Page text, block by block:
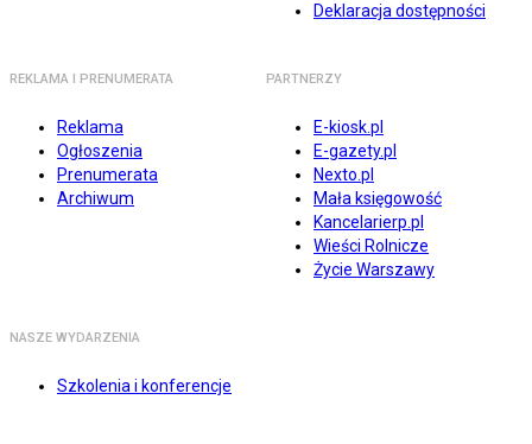
Deklaracja dostępności
REKLAMA I PRENUMERATA
Reklama
Ogłoszenia
Prenumerata
Archiwum
PARTNERZY
E-kiosk.pl
E-gazety.pl
Nexto.pl
Mała księgowość
Kancelarierp.pl
Wieści Rolnicze
Życie Warszawy
NASZE WYDARZENIA
Szkolenia i konferencje